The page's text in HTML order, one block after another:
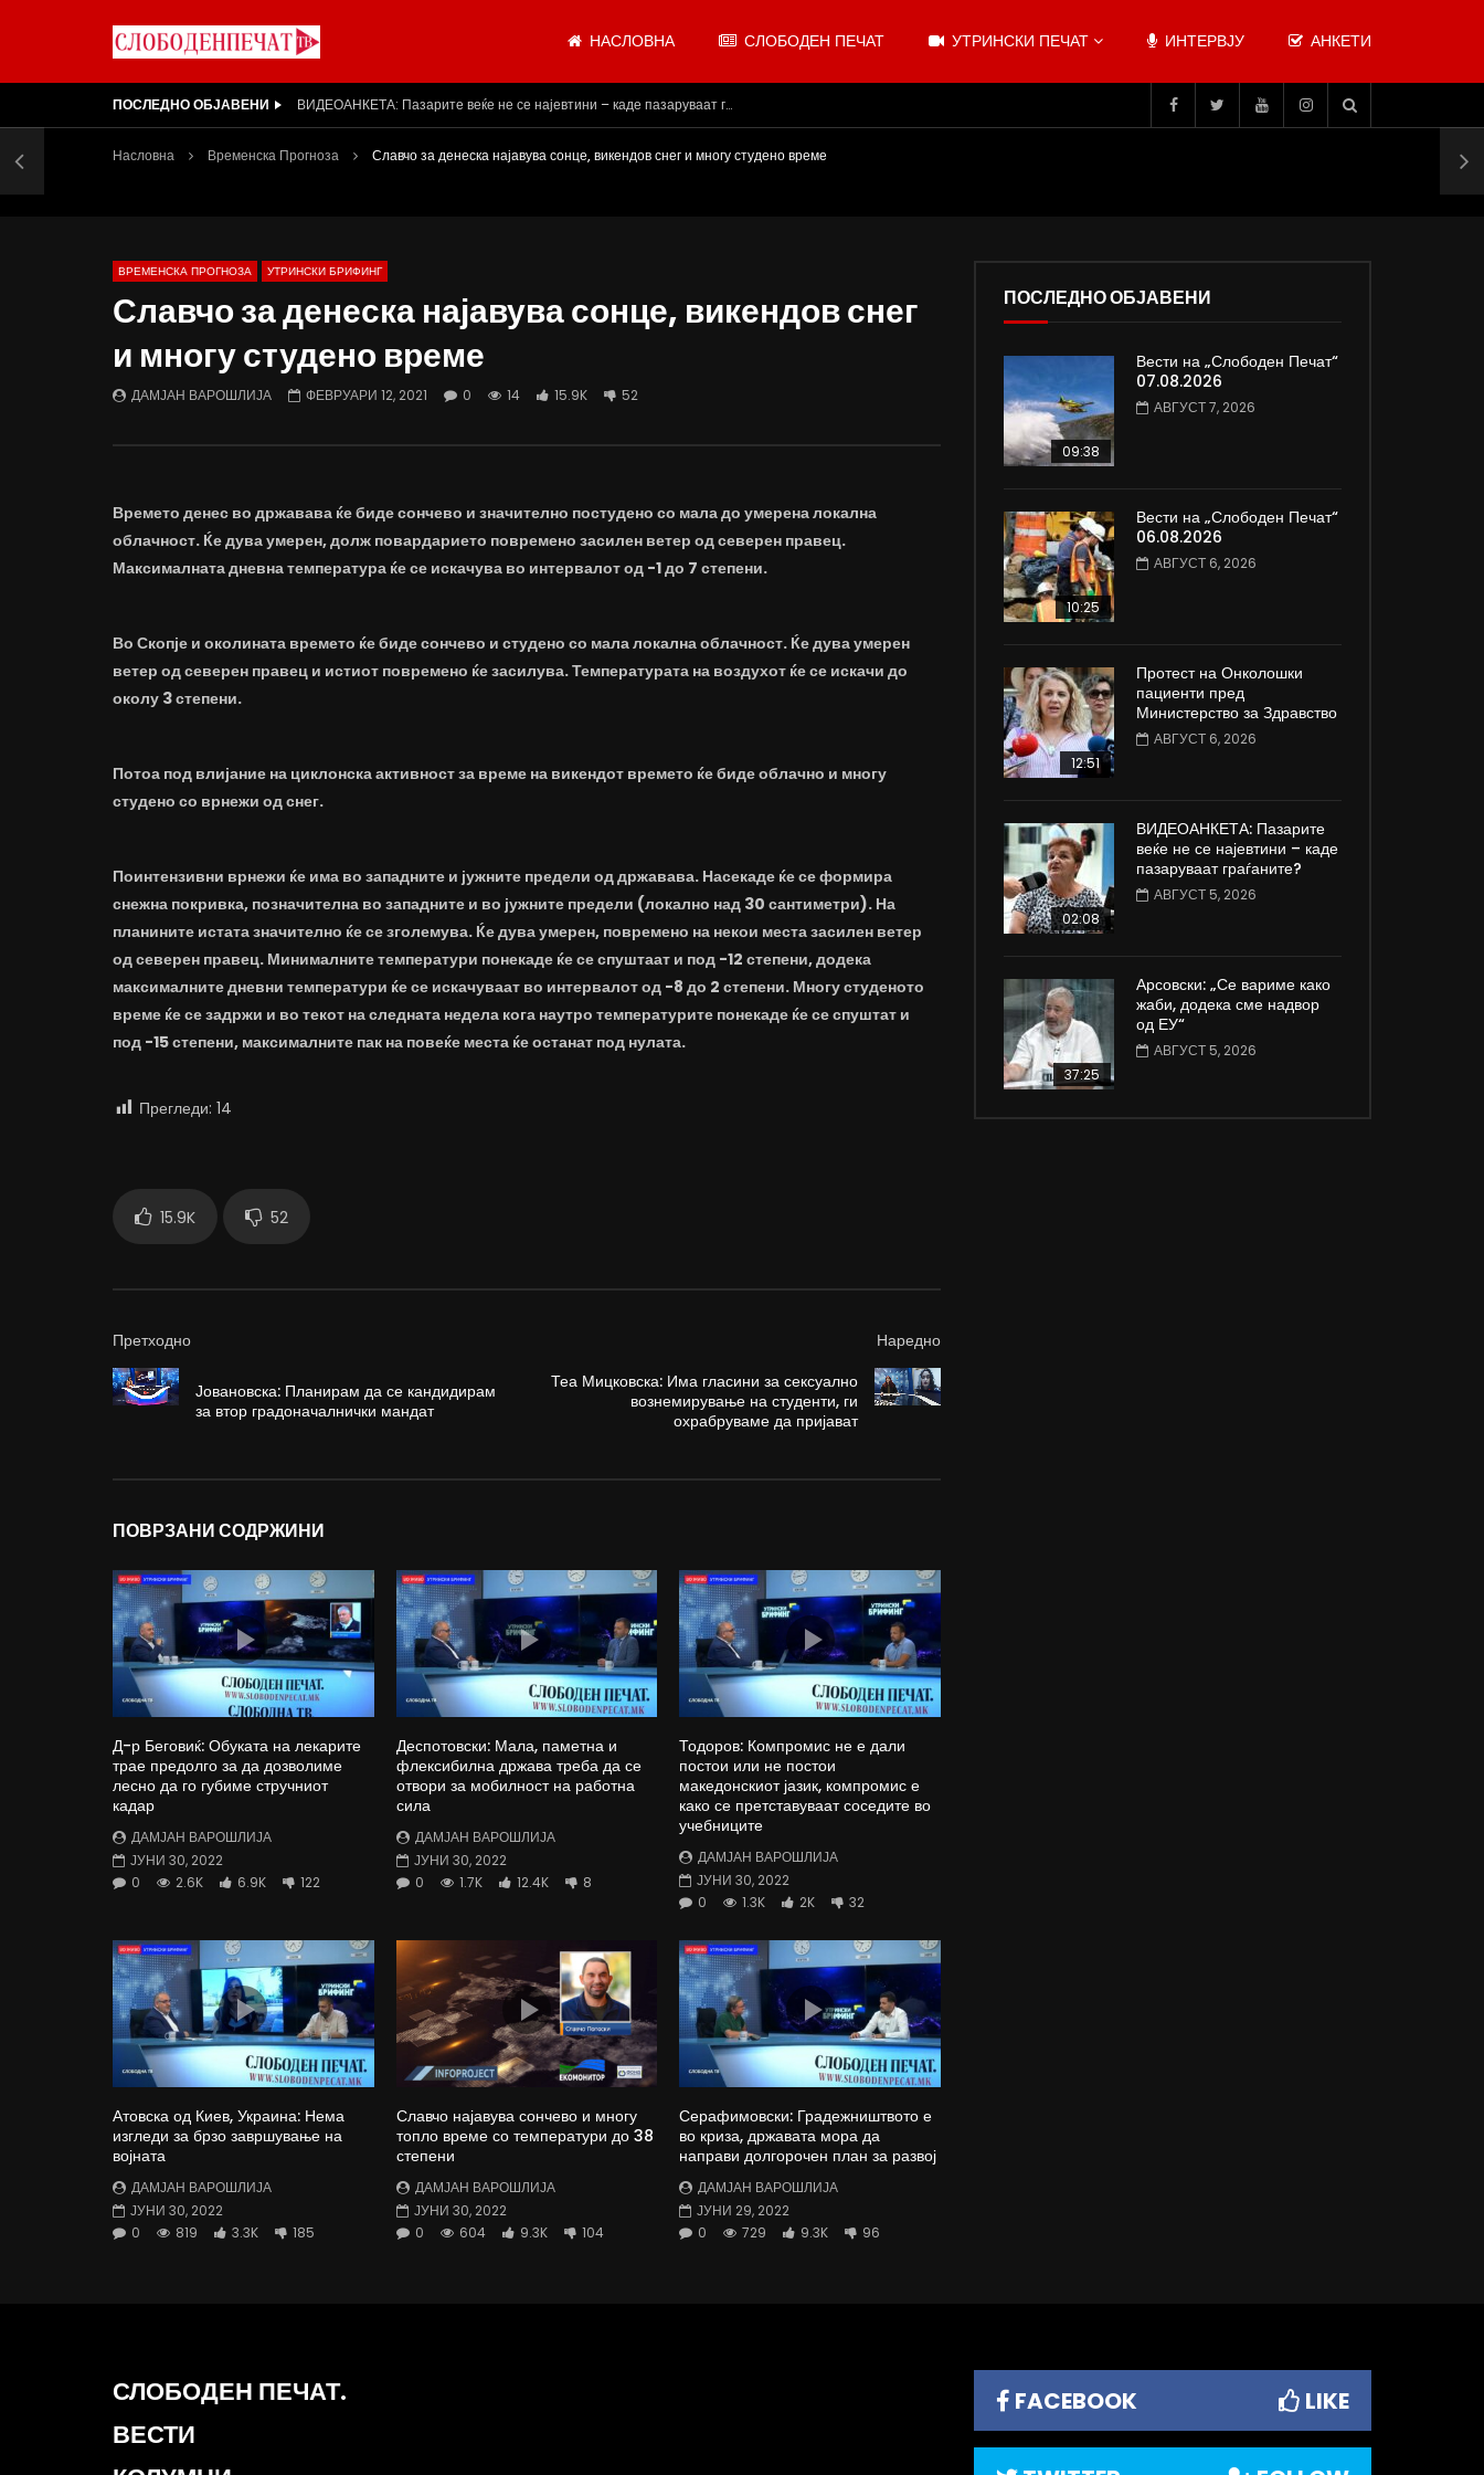
НАСЛОВНА СЛОБОДЕН ПЕЧАТ УТРИНСКИ ПЕЧАТ ИНТЕРВЈУ АНКЕТИ
ПОСЛЕДНО ОБЈАВЕНИ ВИДЕОАНКЕТА: Пазарите веќе не се најевтини – каде пазаруваат граѓаните?
Насловна Временска Прогноза Славчо за денеска најавува сонце, викендов снег и многу студено време
ВРЕМЕНСКА ПРОГНОЗА УТРИНСКИ БРИФИНГ
Славчо за денеска најавува сонце, викендов снег
и многу студено време
ДАМЈАН ВАРОШЛИЈА ФЕВРУАРИ 12, 2021 0 14 15.9K 52
Времето денес во државава ќе биде сончево и значително постудено со мала до умерена локална
облачност. Ќе дува умерен, долж повардарието повремено засилен ветер од северен правец.
Максималната дневна температура ќе се искачува во интервалот од -1 до 7 степени.
Во Скопје и околината времето ќе биде сончево и студено со мала локална облачност. Ќе дува умерен
ветер од северен правец и истиот повремено ќе засилува. Температурата на воздухот ќе се искачи до
околу 3 степени.
Потоа под влијание на циклонска активност за време на викендот времето ќе биде облачно и многу
студено со врнежи од снег.
Поинтензивни врнежи ќе има во западните и јужните предели од државава. Насекаде ќе се формира
снежна покривка, позначителна во западните и во јужните предели (локално над 30 сантиметри). На
планините истата значително ќе се зголемува. Ќе дува умерен, повремено на некои места засилен ветер
од северен правец. Минималните температури понекаде ќе се спуштаат и под -12 степени, додека
максималните дневни температури ќе се искачуваат во интервалот од -8 до 2 степени. Многу студеното
време ќе се задржи и во текот на следната недела кога наутро температурите понекаде ќе се спуштат и
под -15 степени, максималните пак на повеќе места ќе останат под нулата.
Прегледи: 14
15.9K 52
Претходно
Јовановска: Планирам да се кандидирам
за втор градоначалнички мандат
Наредно
Теа Мицковска: Има гласини за сексуално
вознемирување на студенти, ги
охрабруваме да пријават
ПОВРЗАНИ СОДРЖИНИ
Д-р Беговиќ: Обуката на лекарите
трае предолго за да дозволиме
лесно да го губиме стручниот
кадар
ДАМЈАН ВАРОШЛИЈА
ЈУНИ 30, 2022
0
2.6K 6.9K 122
Деспотовски: Мала, паметна и
флексибилна држава треба да се
отвори за мобилност на работна
сила
ДАМЈАН ВАРОШЛИЈА
ЈУНИ 30, 2022
0
1.7K 12.4K 8
Тодоров: Компромис не е дали
постои или не постои
македонскиот јазик, компромис е
како се претставуваат соседите во
учебниците
ДАМЈАН ВАРОШЛИЈА
ЈУНИ 30, 2022
0
1.3K 2K 32
Атовска од Киев, Украина: Нема
изгледи за брзо завршување на
војната
ДАМЈАН ВАРОШЛИЈА
ЈУНИ 30, 2022
0
819 3.3K 185
Славчо најавува сончево и многу
топло време со температури до 38
степени
ДАМЈАН ВАРОШЛИЈА
ЈУНИ 30, 2022
0
604 9.3K 104
Серафимовски: Градежништвото е
во криза, државата мора да
направи долгорочен план за развој
ДАМЈАН ВАРОШЛИЈА
ЈУНИ 29, 2022
0
729 9.3K 96
ПОСЛЕДНО ОБЈАВЕНИ
09:38
Вести на „Слободен Печат“
07.08.2026
АВГУСТ 7, 2026
10:25
Вести на „Слободен Печат“
06.08.2026
АВГУСТ 6, 2026
12:51
Протест на Онколошки
пациенти пред
Министерство за Здравство
АВГУСТ 6, 2026
02:08
ВИДЕОАНКЕТА: Пазарите
веќе не се најевтини – каде
пазаруваат граѓаните?
АВГУСТ 5, 2026
37:25
Арсовски: „Се вариме како
жаби, додека сме надвор
од ЕУ“
АВГУСТ 5, 2026
СЛОБОДЕН ПЕЧАТ.
ВЕСТИ
FACEBOOK LIKE